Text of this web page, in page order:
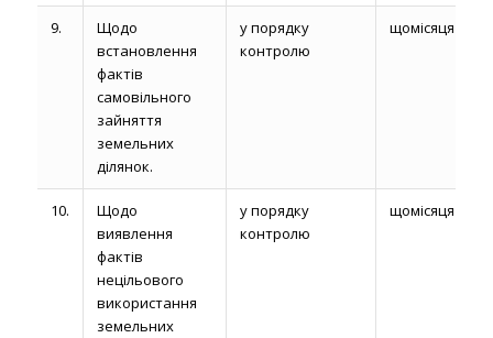
9.
Щодо
встановлення
фактів
самовільного
зайняття
земельних
ділянок.
у порядку
контролю
щомісяця
10.
Щодо
виявлення
фактів
нецільового
використання
земельних
у порядку
контролю
щомісяця